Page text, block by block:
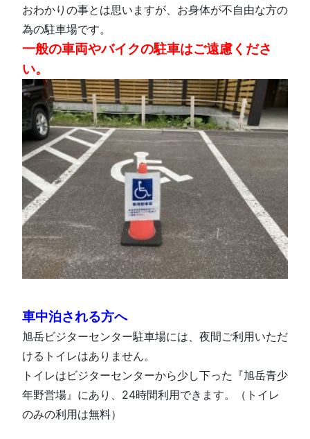
おわかりの事とは思いますが、お身体が不自由な方の
為の駐車場です。
一般の車両やバイクの駐車はご遠慮くださ
い。
車中泊される方へ
旭岳ビジターセンター駐車場には、夜間ご利用いただ
けるトイレはありません。
トイレはビジターセンターから少し下った『旭岳青少
年野営場』にあり、24時間利用できます。（トイレ
のみの利用は無料）